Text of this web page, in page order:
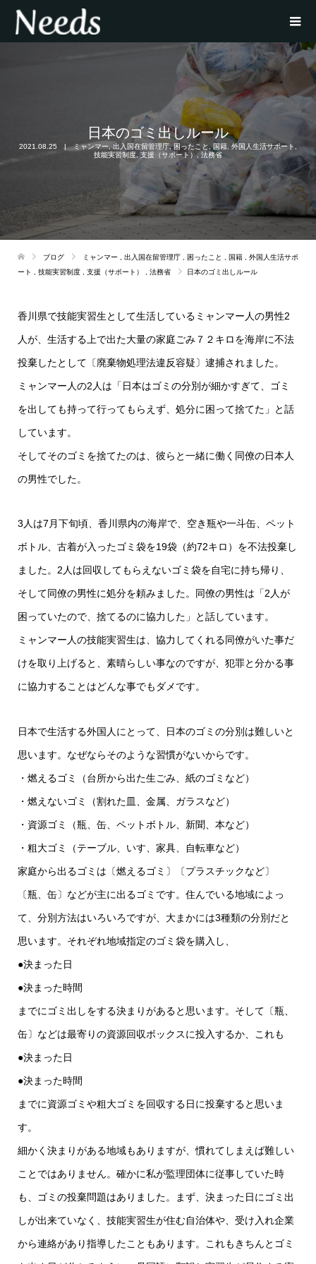
日本のゴミ出しルール
2021.08.25 ミャンマー 出入国在留管理庁,困ったこと , 国籍 外国人生活サポート
技能実習制度, 支援（サポート）, 法務省
ブログ ミャンマー 出入国在留管理庁 困ったこと 国籍
外国人生活サポ
ート
技能実習制度 支援（サポート） 法務省 日本のゴミ出しルール
香川県で技能実習生として生活しているミャンマー人の男性2
人が、生活する上で出た大量の家庭ごみ７２キロを海岸に不法
投棄したとして〔廃棄物処理法違反容疑〕逮捕されました。
ミャンマー人の2人は「日本はゴミの分別が細かすぎて、ゴミ
を出しても持って行ってもらえず、処分に困って捨てた」と話
しています。
そしてそのゴミを捨てたのは、彼らと一緒に働く同僚の日本人
の男性でした。
3人は7月下旬頃、香川県内の海岸で、空き瓶や一斗缶、ペット
ボトル、古着が入ったゴミ袋を19袋（約72キロ）を不法投棄し
ました。2人は回収してもらえないゴミ袋を自宅に持ち帰り、
そして同僚の男性に処分を頼みました。同僚の男性は「2人が
困っていたので、捨てるのに協力した」と話しています。
ミャンマー人の技能実習生は、協力してくれる同僚がいた事だ
けを取り上げると、素晴らしい事なのですが、犯罪と分かる事
に協力することはどんな事でもダメです。
日本で生活する外国人にとって、日本のゴミの分別は難しいと
思います。なぜならそのような習慣がないからです。
・燃えるゴミ（台所から出た生ごみ、紙のゴミなど）
・燃えないゴミ（割れた皿、金属、ガラスなど）
・資源ゴミ（瓶、缶、ペットボトル、新聞、本など）
・粗大ゴミ（テーブル、いす、家具、自転車など）
家庭から出るゴミは〔燃えるゴミ〕〔プラスチックなど〕
〔瓶、缶〕などが主に出るゴミです。住んでいる地域によっ
て、分別方法はいろいろですが、大まかには3種類の分別だと
思います。それぞれ地域指定のゴミ袋を購入し、
●決まった日
●決まった時間
までにゴミ出しをする決まりがあると思います。そして〔瓶、
缶〕などは最寄りの資源回収ボックスに投入するか、これも
●決まった日
●決まった時間
までに資源ゴミや粗大ゴミを回収する日に投棄すると思いま
す。
細かく決まりがある地域もありますが、慣れてしまえば難しい
ことではありません。確かに私が監理団体に従事していた時
も、ゴミの投棄問題はありました。まず、決まった日にゴミ出
しが出来ていなく、技能実習生が住む自治体や、受け入れ企業
から連絡があり指導したこともあります。これもきちんとゴミ